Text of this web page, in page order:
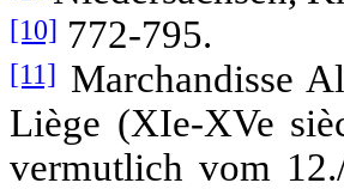
[10] 772-795.
[11] Marchandisse
Liège (XIe-XVe
vermutlich vom